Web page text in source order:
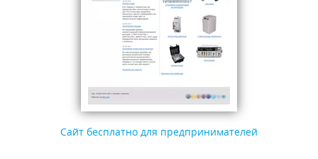
Сайт бесплатно для предпринимателей